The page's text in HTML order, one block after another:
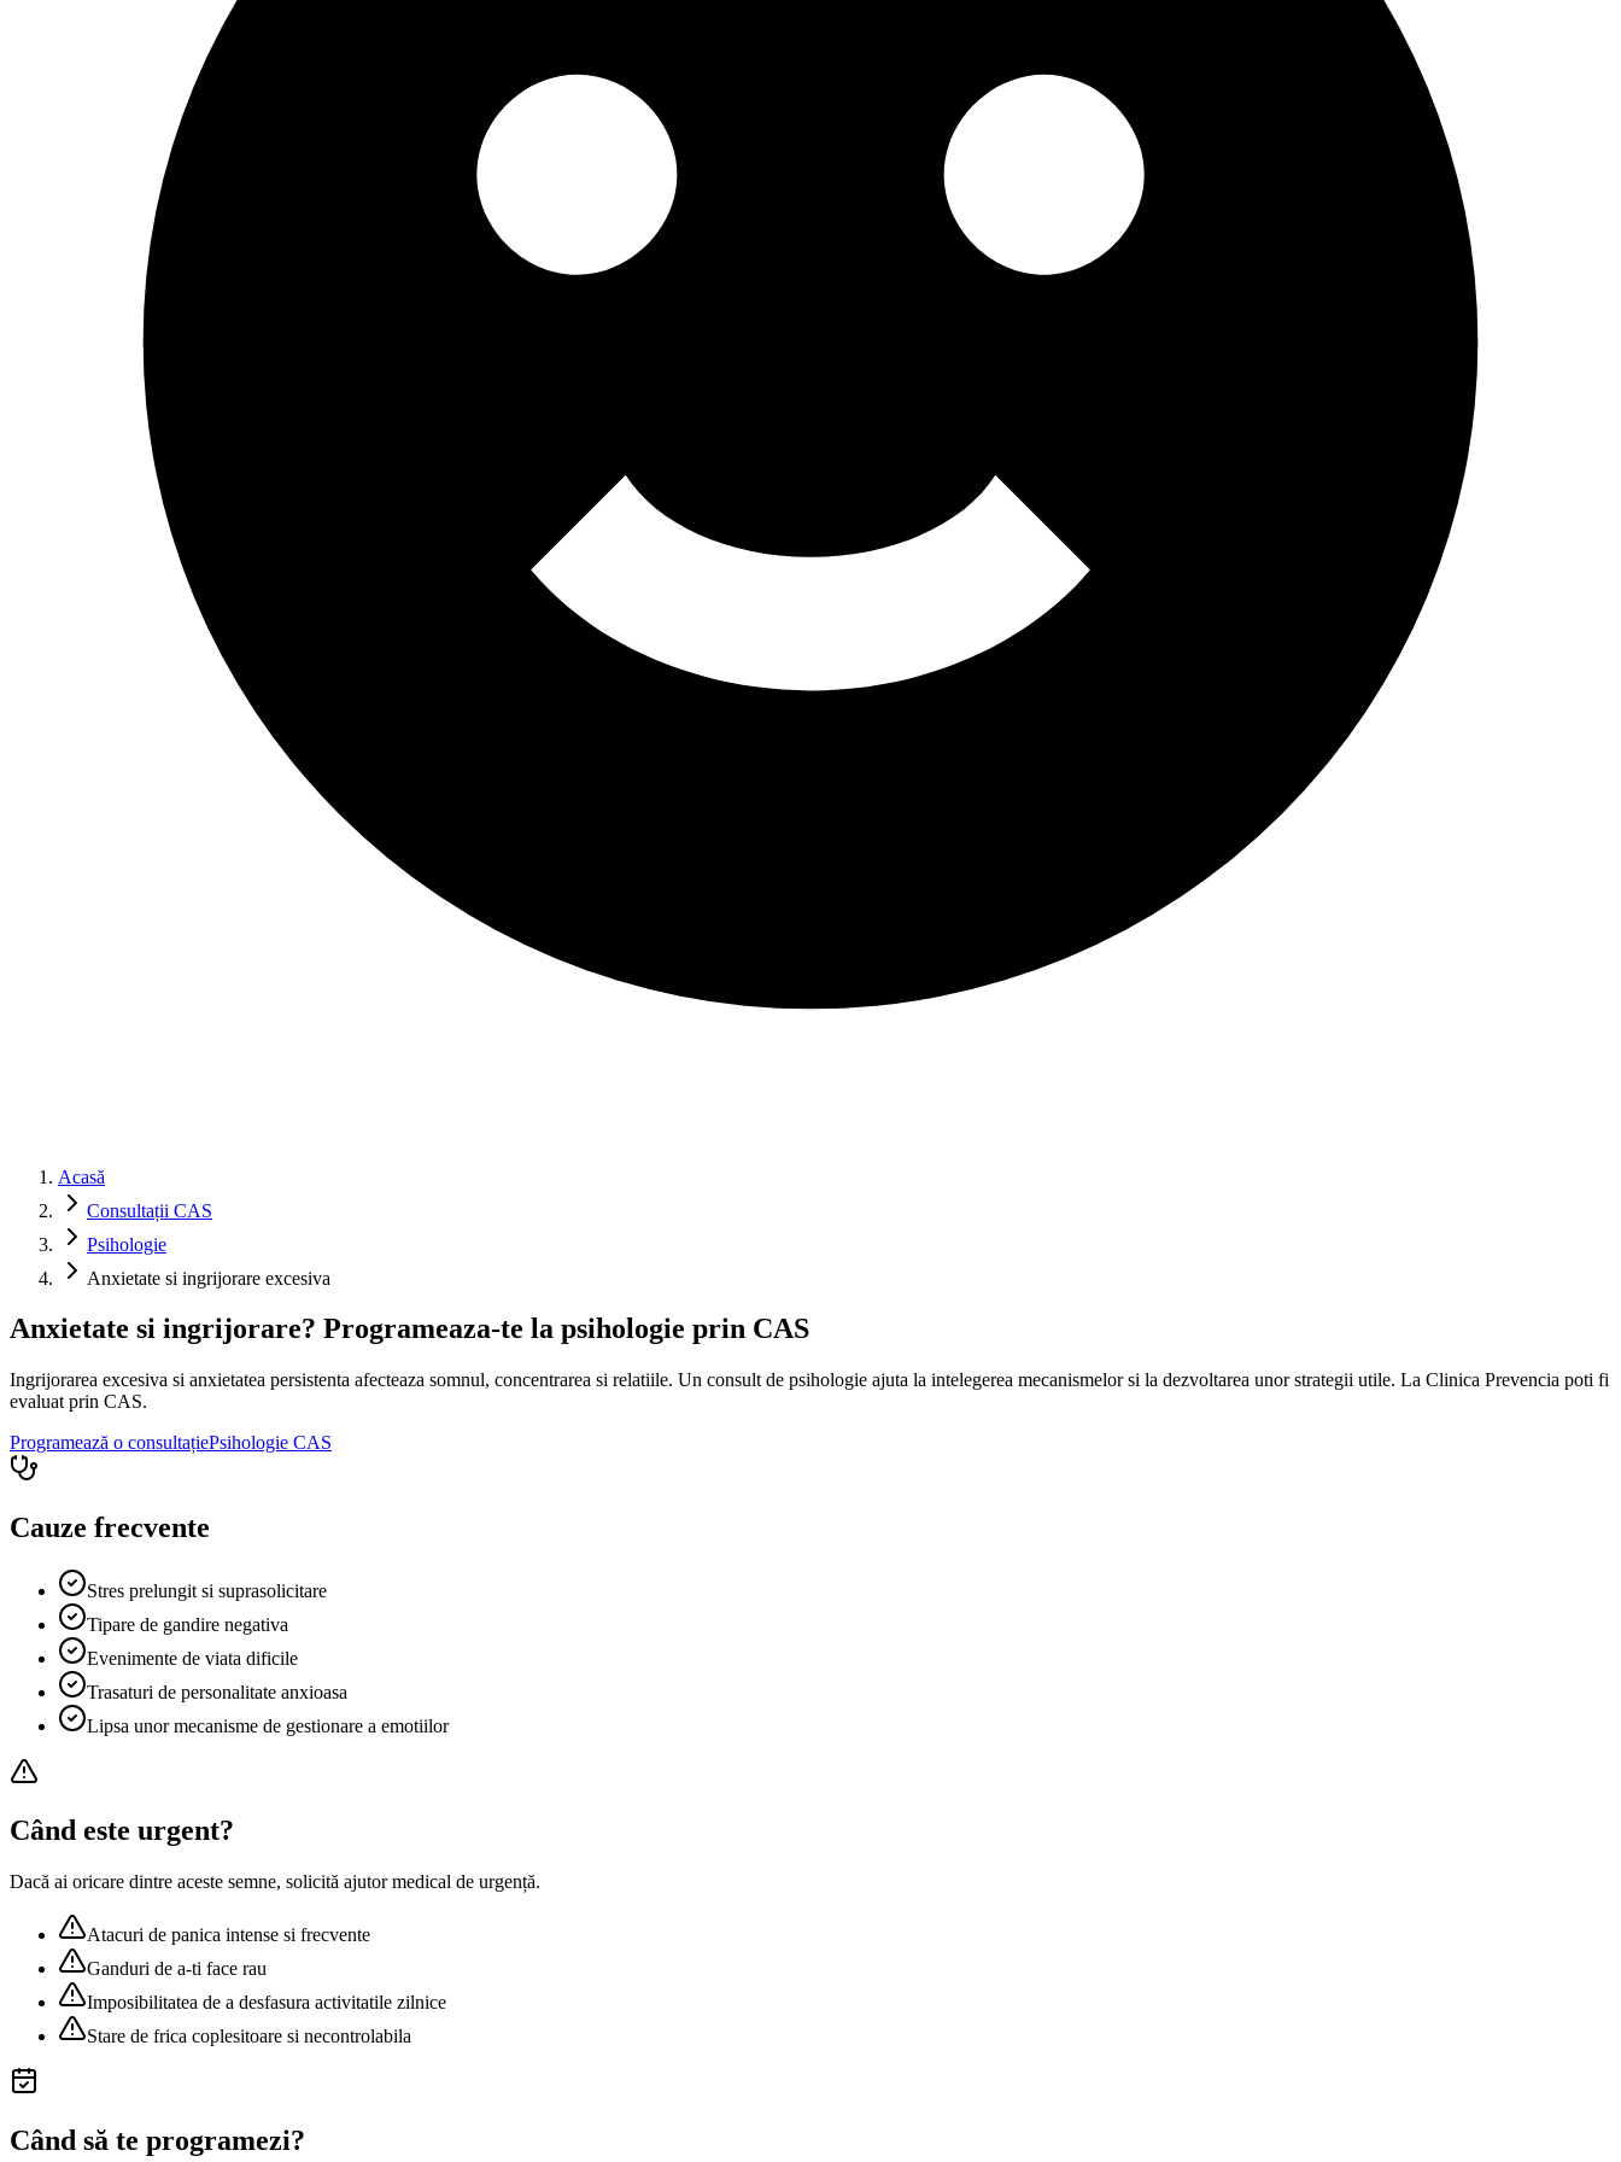
Acasă
Consultații CAS
Psihologie
Anxietate si ingrijorare excesiva
Anxietate si ingrijorare? Programeaza-te la psihologie prin CAS
Ingrijorarea excesiva si anxietatea persistenta afecteaza somnul, concentrarea si relatiile. Un consult de psihologie ajuta la intelegerea mecanismelor si la dezvoltarea unor strategii utile. La Clinica Prevencia poti fi
evaluat prin CAS.
Programează o consultațiePsihologie CAS
Cauze frecvente
Stres prelungit si suprasolicitare
Tipare de gandire negativa
Evenimente de viata dificile
Trasaturi de personalitate anxioasa
Lipsa unor mecanisme de gestionare a emotiilor
Când este urgent?
Dacă ai oricare dintre aceste semne, solicită ajutor medical de urgență.
Atacuri de panica intense si frecvente
Ganduri de a-ti face rau
Imposibilitatea de a desfasura activitatile zilnice
Stare de frica coplesitoare si necontrolabila
Când să te programezi?